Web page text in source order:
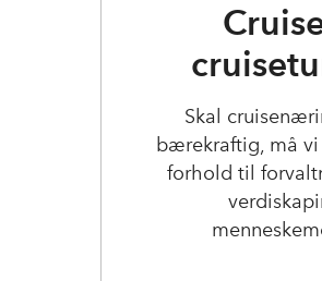
Skal
bærekraftig, må
forhold til